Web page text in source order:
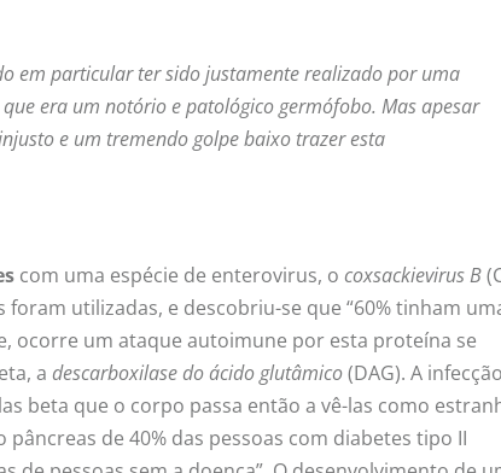
em particular ter sido justamente realizado por uma
que era um notório e patológico germófobo. Mas apesar
e um tremendo golpe baixo trazer esta
com uma espécie de enterovirus, ocoxsackievirus B
utilizadas, e descobriu-se que “60% tinham
ocorre um ataque autoimune por esta proteína se
adescarboxilase do ácido glutâmico(DAG). A
beta que o corpo passa então a vê-las como
de 40% das pessoas com diabetes tipo II